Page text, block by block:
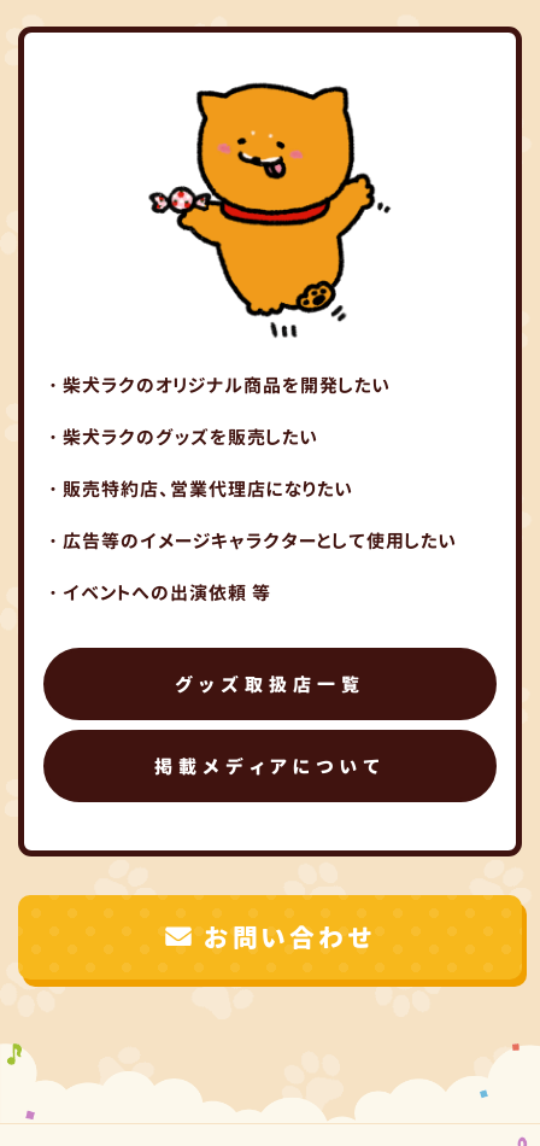
・柴犬ラクのオリジナル商品を開発したい
・柴犬ラクのグッズを販売したい
・販売特約店、営業代理店になりたい
・広告等のイメージキャラクターとして使用したい
・イベントへの出演依頼 等
グッズ取扱店一覧
掲載メディアについて
お問い合わせ